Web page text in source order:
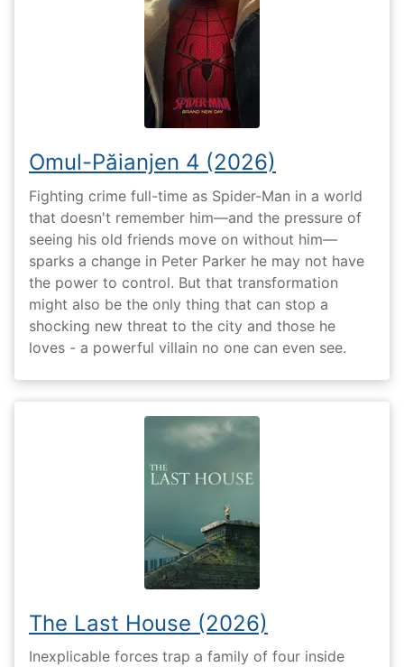
Omul-Păianjen 4 (2026)
Fighting crime full-time as Spider-Man in a world
that doesn't remember him—and the pressure of
seeing his old friends move on without him—
sparks a change in Peter Parker he may not have
the power to control. But that transformation
might also be the only thing that can stop a
shocking new threat to the city and those he
loves - a powerful villain no one can even see.
The Last House (2026)
Inexplicable forces trap a family of four inside